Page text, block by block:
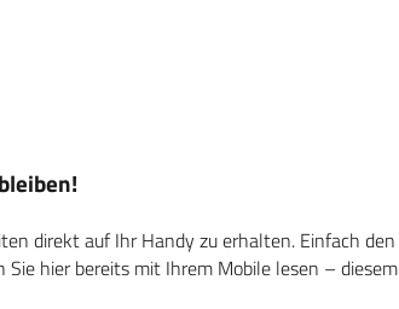
direkt auf Ihr Handy zu erhalten. Einfach den
hier bereits mit Ihrem Mobile lesen – diesem